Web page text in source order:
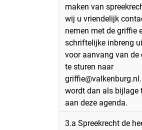
maken van
wij u vriendelijk
nemen met de griffie
schriftelijke inbreng
voor aanvang van de
te sturen naar
wordt dan als bijlage
aan deze agenda.
3.a Spreekrecht de